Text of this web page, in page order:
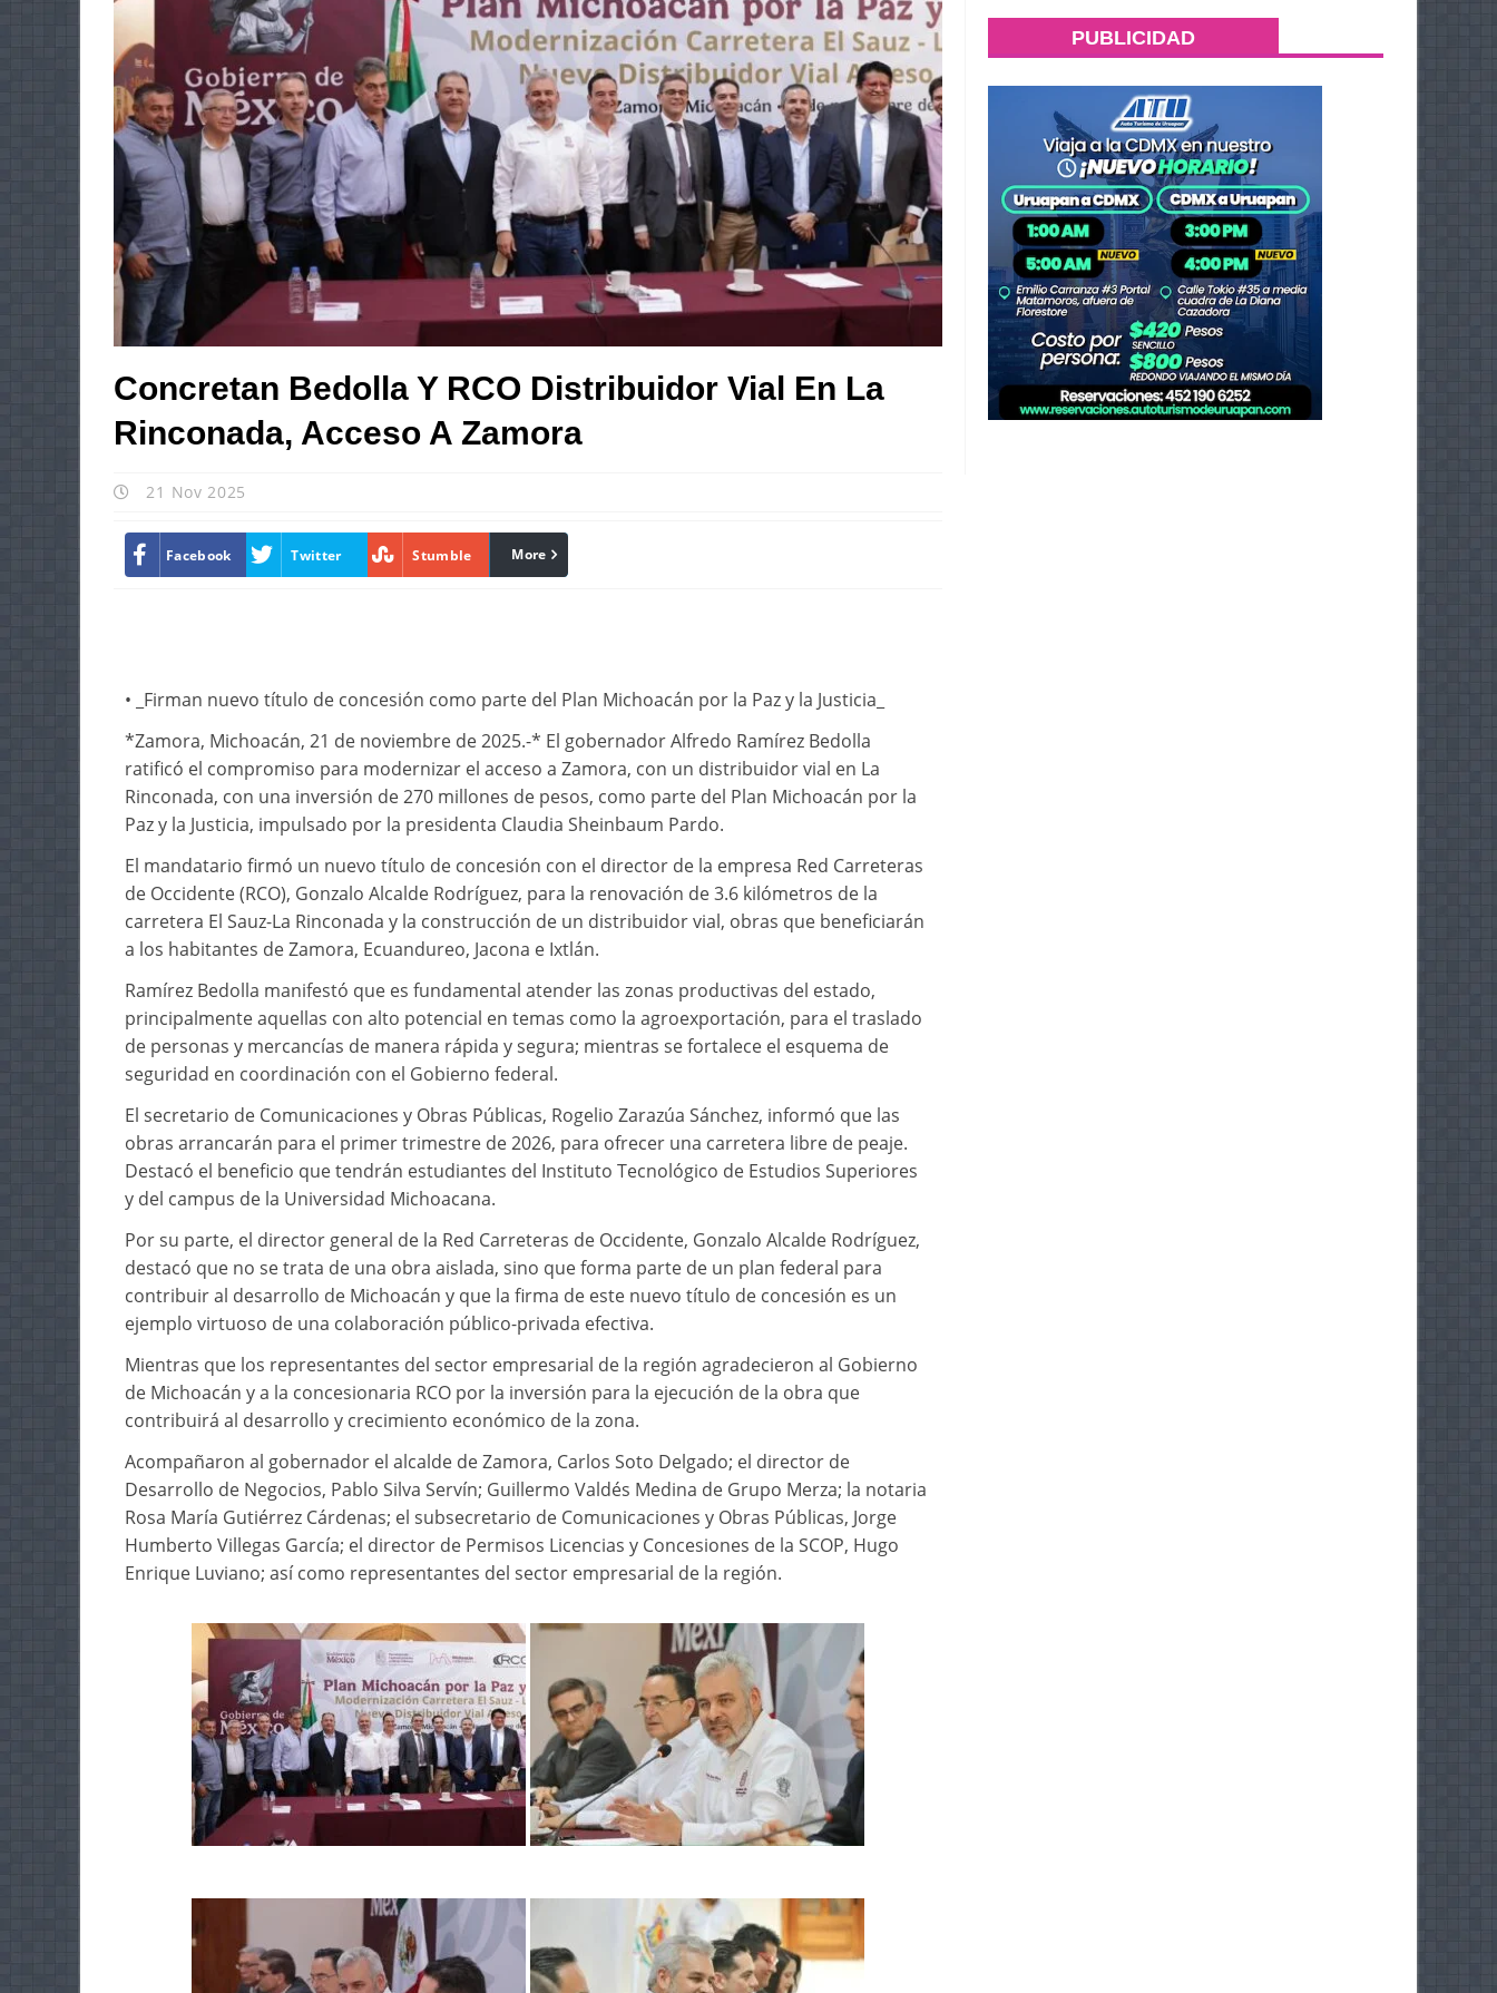
Concretan Bedolla Y RCO Distribuidor Vial En La
Rinconada, Acceso A Zamora
21 Nov 2025
Facebook Twitter Stumble linkedin
More
• _Firman nuevo título de concesión como parte del Plan Michoacán por la Paz y la Justicia_
*Zamora, Michoacán, 21 de noviembre de 2025.-* El gobernador Alfredo Ramírez Bedolla
ratificó el compromiso para modernizar el acceso a Zamora, con un distribuidor vial en La
Rinconada, con una inversión de 270 millones de pesos, como parte del Plan Michoacán por la
Paz y la Justicia, impulsado por la presidenta Claudia Sheinbaum Pardo.
El mandatario firmó un nuevo título de concesión con el director de la empresa Red Carreteras
de Occidente (RCO), Gonzalo Alcalde Rodríguez, para la renovación de 3.6 kilómetros de la
carretera El Sauz-La Rinconada y la construcción de un distribuidor vial, obras que beneficiarán
a los habitantes de Zamora, Ecuandureo, Jacona e Ixtlán.
Ramírez Bedolla manifestó que es fundamental atender las zonas productivas del estado,
principalmente aquellas con alto potencial en temas como la agroexportación, para el traslado
de personas y mercancías de manera rápida y segura; mientras se fortalece el esquema de
seguridad en coordinación con el Gobierno federal.
El secretario de Comunicaciones y Obras Públicas, Rogelio Zarazúa Sánchez, informó que las
obras arrancarán para el primer trimestre de 2026, para ofrecer una carretera libre de peaje.
Destacó el beneficio que tendrán estudiantes del Instituto Tecnológico de Estudios Superiores
y del campus de la Universidad Michoacana.
Por su parte, el director general de la Red Carreteras de Occidente, Gonzalo Alcalde Rodríguez,
destacó que no se trata de una obra aislada, sino que forma parte de un plan federal para
contribuir al desarrollo de Michoacán y que la firma de este nuevo título de concesión es un
ejemplo virtuoso de una colaboración público-privada efectiva.
Mientras que los representantes del sector empresarial de la región agradecieron al Gobierno
de Michoacán y a la concesionaria RCO por la inversión para la ejecución de la obra que
contribuirá al desarrollo y crecimiento económico de la zona.
Acompañaron al gobernador el alcalde de Zamora, Carlos Soto Delgado; el director de
Desarrollo de Negocios, Pablo Silva Servín; Guillermo Valdés Medina de Grupo Merza; la notaria
Rosa María Gutiérrez Cárdenas; el subsecretario de Comunicaciones y Obras Públicas, Jorge
Humberto Villegas García; el director de Permisos Licencias y Concesiones de la SCOP, Hugo
Enrique Luviano; así como representantes del sector empresarial de la región.
PUBLICIDAD